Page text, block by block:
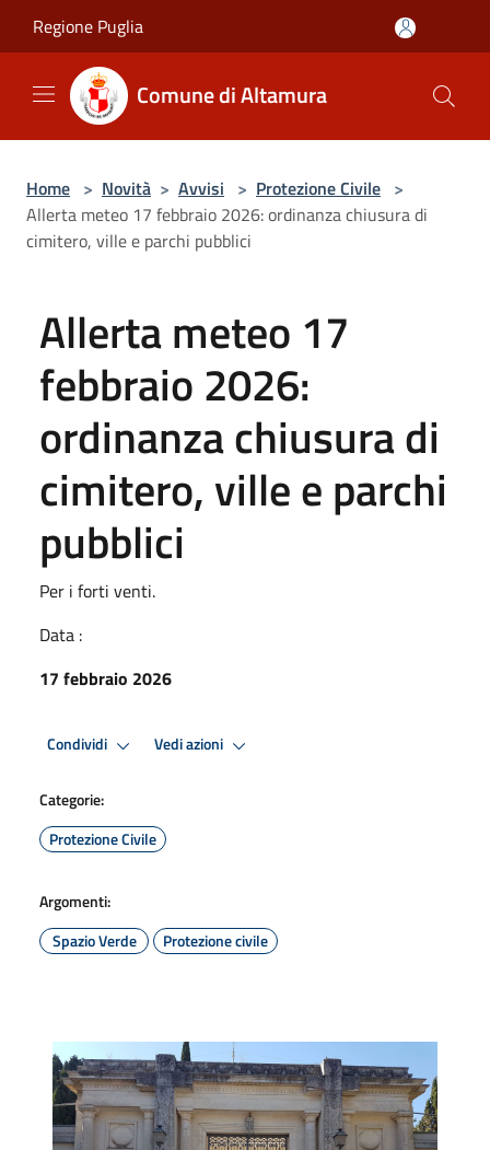
Regione Puglia
Comune di Altamura
Home > Novità > Avvisi > Protezione Civile >
Allerta meteo 17 febbraio 2026: ordinanza chiusura di
cimitero, ville e parchi pubblici
Allerta meteo 17
febbraio 2026:
ordinanza chiusura di
cimitero, ville e parchi
pubblici
Per i forti venti.
Data :
17 febbraio 2026
Condividi Vedi azioni
Categorie:
Protezione Civile
Argomenti:
Spazio Verde
Protezione civile